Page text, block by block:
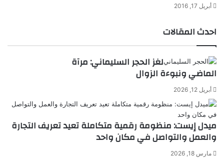
أبريل 17, 2016
احدث المقالات
لغز الحجر السليماني: مرآة
الماضي ونبوءة الزوال
أبريل 12, 2026
ميدل إيست: منظومة رقمية متكاملة تعيد تعريف التجارة
والعمل والتواصل في مكان واحد
مارس 18, 2026